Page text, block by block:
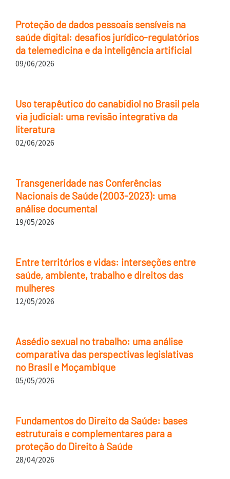
Proteção de dados pessoais sensíveis na
saúde digital: desafios jurídico-regulatórios
da telemedicina e da inteligência artificial
09/06/2026
Uso terapêutico do canabidiol no Brasil pela
via judicial: uma revisão integrativa da
literatura
02/06/2026
Transgeneridade nas Conferências
Nacionais de Saúde (2003-2023): uma
análise documental
19/05/2026
Entre territórios e vidas: interseções entre
saúde, ambiente, trabalho e direitos das
mulheres
12/05/2026
Assédio sexual no trabalho: uma análise
comparativa das perspectivas legislativas
no Brasil e Moçambique
05/05/2026
Fundamentos do Direito da Saúde: bases
estruturais e complementares para a
proteção do Direito à Saúde
28/04/2026